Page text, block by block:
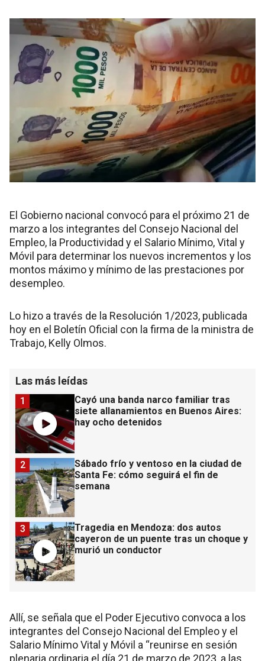
El Gobierno nacional convocó para el próximo 21 de
marzo a los integrantes del Consejo Nacional del
Empleo, la Productividad y el Salario Mínimo, Vital y
Móvil para determinar los nuevos incrementos y los
montos máximo y mínimo de las prestaciones por
desempleo.
Lo hizo a través de la Resolución 1/2023, publicada
hoy en el Boletín Oficial con la firma de la ministra de
Trabajo, Kelly Olmos.
Las más leídas
Cayó una banda narco familiar tras
siete allanamientos en Buenos Aires:
hay ocho detenidos
1
Sábado frío y ventoso en la ciudad de
Santa Fe: cómo seguirá el fin de
semana
2
Tragedia en Mendoza: dos autos
cayeron de un puente tras un choque y
murió un conductor
3
Allí, se señala que el Poder Ejecutivo convoca a los
integrantes del Consejo Nacional del Empleo y el
Salario Mínimo Vital y Móvil a “reunirse en sesión
plenaria ordinaria el día 21 de marzo de 2023, a las